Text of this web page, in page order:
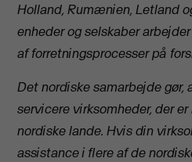
Holland, Rumænien, Letland
enheder og selskaber
af forretningsprocesser på
Det nordiske samarbejde gør,
servicere virksomheder, der
nordiske lande. Hvis din
assistance i flere af de